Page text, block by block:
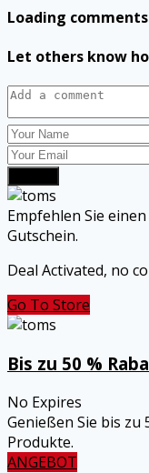
Loading
Let others know
Empfehlen Sie
Gutschein.
Deal Activated, no
Go To Store
Bis zu 50 %
No Expires
Genießen Sie bis zu
Produkte.
ANGEBOT